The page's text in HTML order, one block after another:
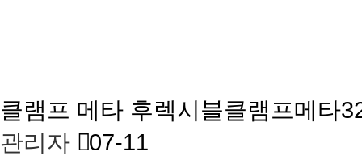
클램프 메타 후렉시블클램프메타
관리자 07-11